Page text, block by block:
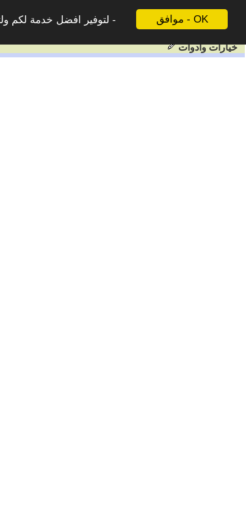
موافق - OK
لتوفير افضل خدمة لكم
خيارات وادوات